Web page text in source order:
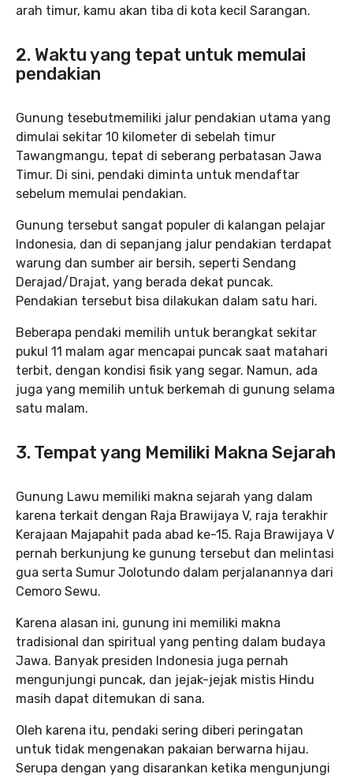
arah timur, kamu akan tiba di kota kecil Sarangan.
2. Waktu yang tepat untuk memulai
pendakian
Gunung tesebutmemiliki jalur pendakian utama yang
dimulai sekitar 10 kilometer di sebelah timur
Tawangmangu, tepat di seberang perbatasan Jawa
Timur. Di sini, pendaki diminta untuk mendaftar
sebelum memulai pendakian.
Gunung tersebut sangat populer di kalangan pelajar
Indonesia, dan di sepanjang jalur pendakian terdapat
warung dan sumber air bersih, seperti Sendang
Derajad/Drajat, yang berada dekat puncak.
Pendakian tersebut bisa dilakukan dalam satu hari.
Beberapa pendaki memilih untuk berangkat sekitar
pukul 11 malam agar mencapai puncak saat matahari
terbit, dengan kondisi fisik yang segar. Namun, ada
juga yang memilih untuk berkemah di gunung selama
satu malam.
3. Tempat yang Memiliki Makna Sejarah
Gunung Lawu memiliki makna sejarah yang dalam
karena terkait dengan Raja Brawijaya V, raja terakhir
Kerajaan Majapahit pada abad ke-15. Raja Brawijaya V
pernah berkunjung ke gunung tersebut dan melintasi
gua serta Sumur Jolotundo dalam perjalanannya dari
Cemoro Sewu.
Karena alasan ini, gunung ini memiliki makna
tradisional dan spiritual yang penting dalam budaya
Jawa. Banyak presiden Indonesia juga pernah
mengunjungi puncak, dan jejak-jejak mistis Hindu
masih dapat ditemukan di sana.
Oleh karena itu, pendaki sering diberi peringatan
untuk tidak mengenakan pakaian berwarna hijau.
Serupa dengan yang disarankan ketika mengunjungi